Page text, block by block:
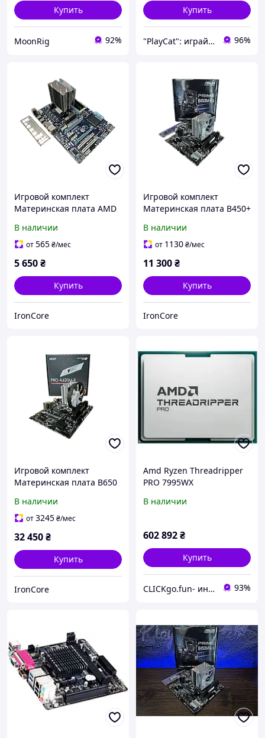
Купить
MoonRig 92%
Купить
"PlayCat": играй на максимум! 96%
Игровой комплект
Материнская плата AMD
DDR3 Б/У
В наличии
от565₴/мес
5 650₴
Купить
IronCore
Игровой комплект
Материнская плата B450+
DDR4
В наличии
от 1130₴/мес
11 300₴
Купить
IronCore
Игровой комплект
Материнская плата B650
7500F/32GB DDR5 6000
В наличии
от3245₴/мес
32 450₴
Купить
IronCore
Amd Ryzen Threadripper
PRO 7995WX
В наличии
602 892₴
Купить
CLICKgo.fun- интернет магазин 93%